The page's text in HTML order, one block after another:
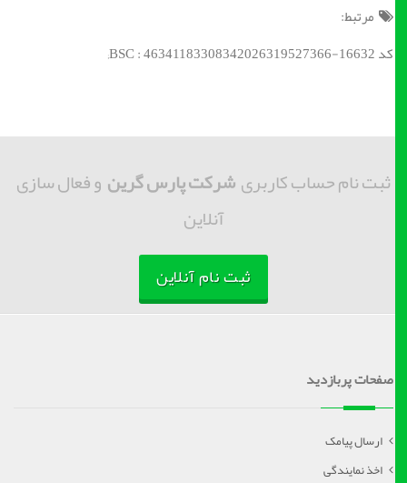
مرتبط:
کد BSC : 46341183308342026319527366-16632;
ثبت نام حساب کاربریشرکت پارس گرینو فعال سازی
آنلاین
ثبت نام آنلاین
صفحات پربازدید
ارسال پیامک
اخذ نمایندگی